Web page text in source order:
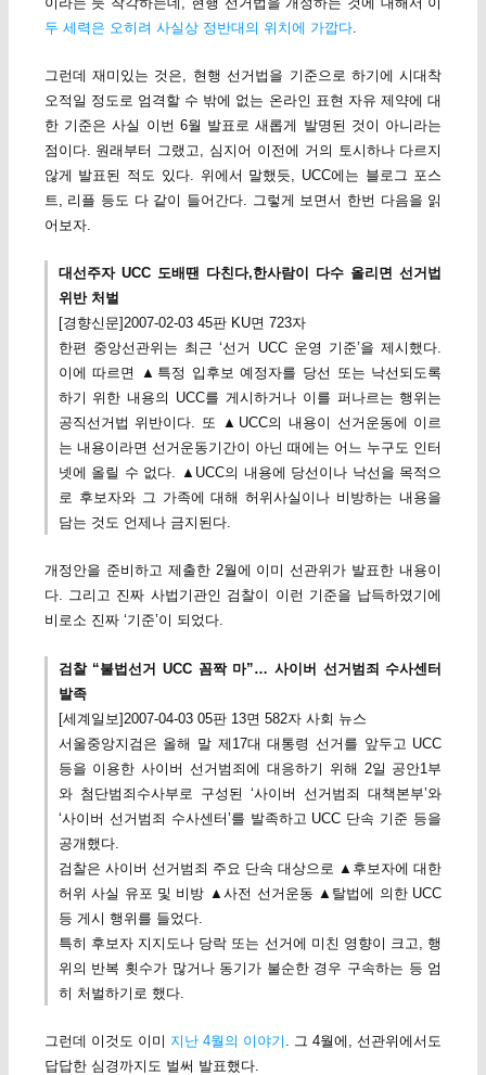
두 세력은 오히려 사실상 정반대의 위치에 가깝다.
그런데 재미있는 것은, 현행 선거법을 기준으로 하기에 시대착
오적일 정도로 엄격할 수 밖에 없는 온라인 표현 자유 제약에 대
한 기준은 사실 이번 6월 발표로 새롭게 발명된 것이 아니라는
점이다. 원래부터 그랬고, 심지어 이전에 거의 토시하나 다르지
않게 발표된 적도 있다. 위에서 말했듯, UCC에는 블로그 포스
트, 리플 등도 다 같이 들어간다. 그렇게 보면서 한번 다음을 읽
어보자.
대선주자 UCC 도배땐 다친다,한사람이 다수 올리면 선거법
위반 처벌
[경향신문]2007-02-03 45판 KU면 723자
한편 중앙선관위는 최근 ‘선거 UCC 운영 기준’을 제시했다.
이에 따르면 ▲특정 입후보 예정자를 당선 또는 낙선되도록
하기 위한 내용의 UCC를 게시하거나 이를 퍼나르는 행위는
공직선거법 위반이다. 또 ▲UCC의 내용이 선거운동에 이르
는 내용이라면 선거운동기간이 아닌 때에는 어느 누구도 인터
넷에 올릴 수 없다. ▲UCC의 내용에 당선이나 낙선을 목적으
로 후보자와 그 가족에 대해 허위사실이나 비방하는 내용을
담는 것도 언제나 금지된다.
개정안을 준비하고 제출한 2월에 이미 선관위가 발표한 내용이
다. 그리고 진짜 사법기관인 검찰이 이런 기준을 납득하였기에
비로소 진짜 ‘기준’이 되었다.
검찰 “불법선거 UCC 꼼짝 마”… 사이버 선거범죄 수사센터
발족
[세계일보]2007-04-03 05판 13면 582자 사회 뉴스
서울중앙지검은 올해 말 제17대 대통령 선거를 앞두고 UCC
등을 이용한 사이버 선거범죄에 대응하기 위해 2일 공안1부
와 첨단범죄수사부로 구성된 ‘사이버 선거범죄 대책본부’와
‘사이버 선거범죄 수사센터’를 발족하고 UCC 단속 기준 등을
공개했다.
검찰은 사이버 선거범죄 주요 단속 대상으로 ▲후보자에 대한
허위 사실 유포 및 비방 ▲사전 선거운동 ▲탈법에 의한 UCC
등 게시 행위를 들었다.
특히 후보자 지지도나 당락 또는 선거에 미친 영향이 크고, 행
위의 반복 횟수가 많거나 동기가 불순한 경우 구속하는 등 엄
히 처벌하기로 했다.
그런데 이것도 이미 지난 4월의 이야기
. 그 4월에, 선관위에서도
답답한 심경까지도 벌써 발표했다.